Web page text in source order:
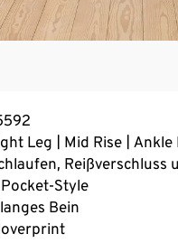
Leg | Mid Rise | Ankle
Reißverschluss
Style
Bein